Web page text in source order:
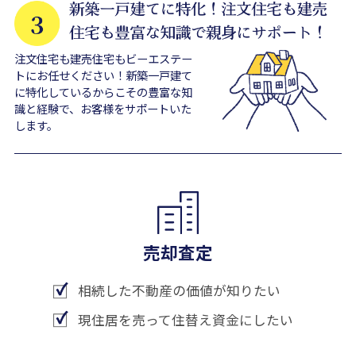
注文住宅も建売住宅もビーエステー
トにお任せください！新築一戸建て
に特化しているからこその豊富な知
識と経験で、お客様をサポートいた
します。
売却査定
相続した不動産の価値が知りたい
現住居を売って住替え資金にしたい